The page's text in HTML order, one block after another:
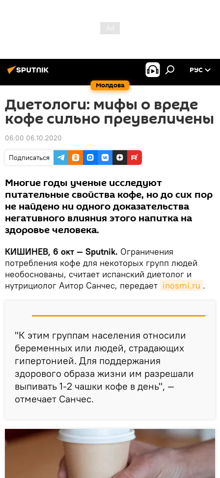
Молдова
РУС
Диетологи: мифы о вреде
кофе сильно преувеличены
06:00 06.10.2020
Подписаться
Многие годы ученые исследуют
питательные свойства кофе, но до сих пор
не найдено ни одного доказательства
негативного влияния этого напитка на
здоровье человека.
КИШИНЕВ, 6 окт — Sputnik. Ограничения
потребления кофе для некоторых групп людей
необоснованы, считает испанский диетолог и
нутрициолог Аитор Санчес, передает inosmi.ru .
"К этим группам населения относили
беременных или людей, страдающих
гипертонией. Для поддержания
здорового образа жизни им разрешали
выпивать 1-2 чашки кофе в день", —
отмечает Санчес.